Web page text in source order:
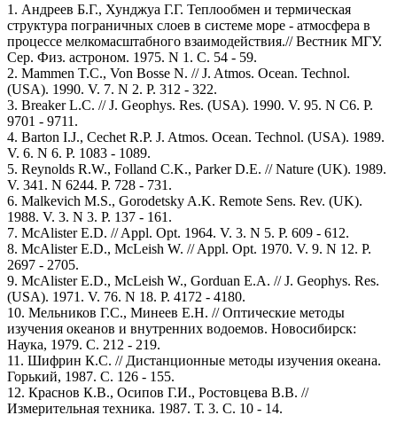
1. Андреев Б.Г., Хунджуа Г.Г. Теплообмен и термическая
структура пограничных слоев в системе море - атмосфера в
процессе мелкомасштабного взаимодействия.// Вестник МГУ.
Сер. Физ. астроном. 1975. N 1. С. 54 - 59.
2. Mammen T.C., Von Bosse N. // J. Atmos. Ocean. Technol.
(USA). 1990. V. 7. N 2. P. 312 - 322.
3. Breaker L.C. // J. Geophys. Res. (USA). 1990. V. 95. N C6. P.
9701 - 9711.
4. Barton I.J., Cechet R.P. J. Atmos. Ocean. Technol. (USA). 1989.
V. 6. N 6. P. 1083 - 1089.
5. Reynolds R.W., Folland C.K., Parker D.E. // Nature (UK). 1989.
V. 341. N 6244. P. 728 - 731.
6. Malkevich M.S., Gorodetsky A.K. Remote Sens. Rev. (UK).
1988. V. 3. N 3. P. 137 - 161.
7. McAlister E.D. // Appl. Opt. 1964. V. 3. N 5. P. 609 - 612.
8. McAlister E.D., McLeish W. // Appl. Opt. 1970. V. 9. N 12. P.
2697 - 2705.
9. McAlister E.D., McLeish W., Gorduan E.A. // J. Geophys. Res.
(USA). 1971. V. 76. N 18. P. 4172 - 4180.
10. Мельников Г.С., Минеев Е.Н. // Оптические методы
изучения океанов и внутренних водоемов. Новосибирск:
Наука, 1979. С. 212 - 219.
11. Шифрин К.С. // Дистанционные методы изучения океана.
Горький, 1987. С. 126 - 155.
12. Краснов К.В., Осипов Г.И., Ростовцева В.В. //
Измерительная техника. 1987. Т. 3. С. 10 - 14.